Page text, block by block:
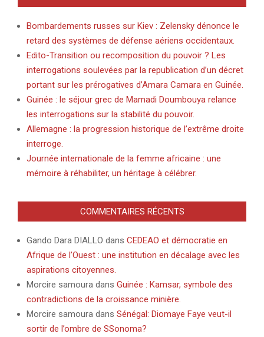
Bombardements russes sur Kiev : Zelensky dénonce le
retard des systèmes de défense aériens occidentaux.
Edito-Transition ou recomposition du pouvoir ? Les
interrogations soulevées par la republication d’un décret
portant sur les prérogatives d’Amara Camara en Guinée.
Guinée : le séjour grec de Mamadi Doumbouya relance
les interrogations sur la stabilité du pouvoir.
Allemagne : la progression historique de l’extrême droite
interroge.
Journée internationale de la femme africaine : une
mémoire à réhabiliter, un héritage à célébrer.
COMMENTAIRES RÉCENTS
Gando Dara DIALLO dans CEDEAO et démocratie en
Afrique de l’Ouest : une institution en décalage avec les
aspirations citoyennes.
Morcire samoura dans Guinée : Kamsar, symbole des
contradictions de la croissance minière.
Morcire samoura dans Sénégal: Diomaye Faye veut-il
sortir de l’ombre de SSonoma?